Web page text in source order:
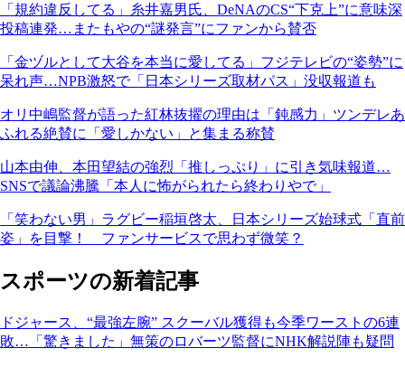
「規約違反してる」糸井嘉男氏、DeNAのCS“下克上”に意味深
投稿連発…またもやの“謎発言”にファンから賛否
「金ヅルとして大谷を本当に愛してる」フジテレビの“姿勢”に
呆れ声…NPB激怒で「日本シリーズ取材パス」没収報道も
オリ中嶋監督が語った紅林抜擢の理由は「鈍感力」ツンデレあ
ふれる絶賛に「愛しかない」と集まる称賛
山本由伸、本田望結の強烈「推しっぷり」に引き気味報道…
SNSで議論沸騰「本人に怖がられたら終わりやで」
「笑わない男」ラグビー稲垣啓太、日本シリーズ始球式「直前
姿」を目撃！ ファンサービスで思わず微笑？
スポーツの新着記事
ドジャース、“最強左腕” スクーバル獲得も今季ワーストの6連
敗…「驚きました」無策のロバーツ監督にNHK解説陣も疑問